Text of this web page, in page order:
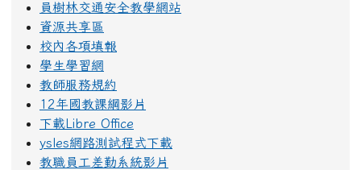
員樹林交通安全教學網站
資源共享區
校內各項填報
學生學習網
教師服務規約
12年國教課綱影片
下載Libre Office
ysles網路測試程式下載
教職員工差勤系統影片